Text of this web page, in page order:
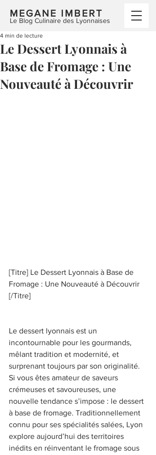
MEGANE IMBERT
Le Blog Culinaire des Lyonnaises
Le Dessert Lyonnais à
Base de Fromage : Une
Nouveauté à Découvrir
4 min de lecture
[Titre] Le Dessert Lyonnais à Base de
Fromage : Une Nouveauté à Découvrir
[/Titre]
Le dessert lyonnais est un
incontournable pour les gourmands,
mêlant tradition et modernité, et
surprenant toujours par son originalité.
Si vous êtes amateur de saveurs
crémeuses et savoureuses, une
nouvelle tendance s’impose : le dessert
à base de fromage. Traditionnellement
connu pour ses spécialités salées, Lyon
explore aujourd’hui des territoires
inédits en réinventant le fromage sous